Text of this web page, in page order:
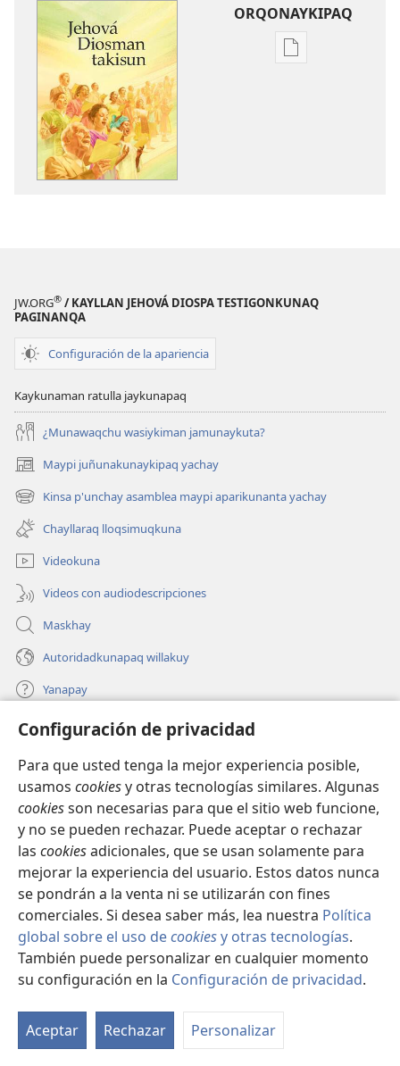
Configuración de privacidad
Para que usted tenga la mejor experiencia posible,
usamos cookiesy otras tecnologías similares. Algunas
cookiesson necesarias para que el sitio web funcione,
y no se pueden rechazar. Puede aceptar o rechazar
las cookiesadicionales, que se usan solamente para
mejorar la experiencia del usuario. Estos datos nunca
se pondrán a la venta ni se utilizarán con fines
comerciales. Si desea saber más, lea nuestra Política
global sobre el uso decookiesy otras tecnologías.
También puede personalizar en cualquier momento
su configuración en la Configuración de privacidad.
Aceptar Rechazar Personalizar
ORQONAYKIPAQ
Kaypi
JW.ORG® / KAYLLAN JEHOVÁ DIOSPA TESTIGONKUNAQ
PAGINANQA
Configuración de la apariencia
Kaykunaman ratulla jaykunapaq
¿Munawaqchu wasiykiman jamunaykuta?
Maypi juñunakunaykipaq yachay
(abre
una
nueva
ventana)
Kinsa p'unchay asamblea maypi aparikunanta yachay
(abre
una
nueva
ventana)
Chayllaraq lloqsimuqkuna
Videokuna
Videos con audiodescripciones
Maskhay
Autoridadkunapaq willakuy
Yanapay
Donacionta churanapaq
una
nueva
ventana)
INTERNETPI QELQANCHISKUNA Watchtower™
(abre
una
nueva
ventana)
JW Hub
(abre
una
nueva
ventana)
JW Library ®
Copyright© 2026 Watch Tower Bible and Tract Society of Pennsylvania.
IMATAN RUWAWAQ IMATAN MANA
|
DATOSKUNATA
WAQAYCHASQAYKUMANTA |CONFIGURACIÓN DE PRIVACIDAD